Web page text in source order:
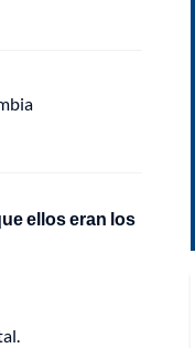
ellos eran los